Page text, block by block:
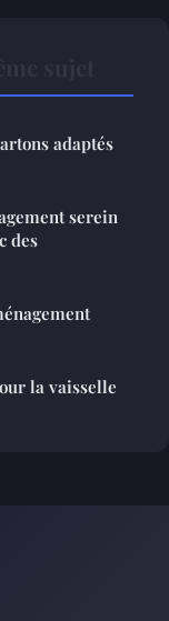
adaptés
serein
des
la vaisselle